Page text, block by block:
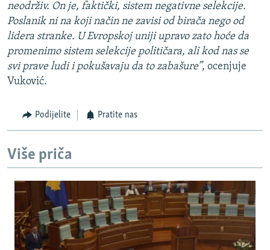
neodrživ. On je, faktički, sistem negativne selekcije.
Poslanik ni na koji način ne zavisi od birača nego od
lidera stranke. U Evropskoj uniji upravo zato hoće da
promenimo sistem selekcije političara, ali kod nas se
svi prave ludi i pokušavaju da to zabašure”, ocenjuje
Vuković.
Podijelite Pratite nas
Više priča